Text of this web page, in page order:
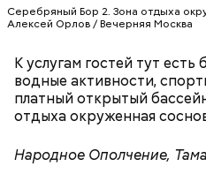
Серебряный Бор 2. Зона отдыха
Алексей Орлов / Вечерняя Москва
К услугам гостей тут есть
водные активности,
платный открытый
отдыха окруженная
Народное Ополчение,
— Для дополнительного
в мире музыкальный
музыки.